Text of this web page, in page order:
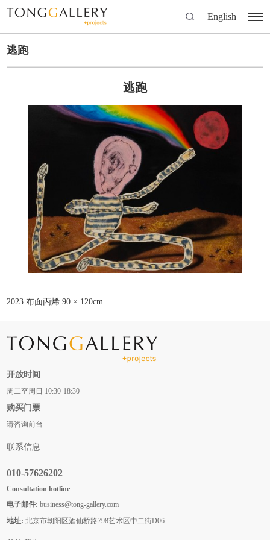
English
逃跑
逃跑
2023 布⾯丙烯 90 × 120cm
开放时间
周二至周日 10:30-18:30
购买门票
请咨询前台
联系信息
010-57626202
Consultation hotline
电子邮件: business@tong-gallery.com
地址: 北京市朝阳区酒仙桥路798艺术区中二街D06